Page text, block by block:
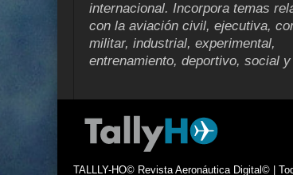
internacional. Incorpora temas
con la aviación civil, ejecutiva,
militar, industrial, experimental,
entrenamiento, deportivo, social
TALLLY-HO© Revista Aeronáutica Digital© |